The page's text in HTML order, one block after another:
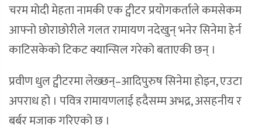
चरम मोदी मेहता नामकी एक ट्वीटर प्रयोगकर्ताले कमसेकम
आफ्नो छोराछोरीले गलत रामायण नदेखुन् भनेर सिनेमा हेर्न
काटिसकेको टिकट क्यान्सिल गरेको बताएकी छन् ।
प्रवीण धुल ट्वीटरमा लेख्छन्–आदिपुरुष सिनेमा होइन, एउटा
अपराध हो । पवित्र रामायणलाई हदैसम्म अभद्र, असहनीय र
बर्बर मजाक गरिएको छ ।